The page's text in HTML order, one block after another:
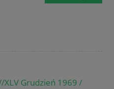
Grudzień 1969 /